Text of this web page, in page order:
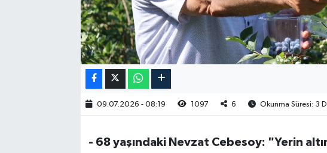
09.07.2026 - 08:19 1097 6 Okunma Süresi: 3
- 68 yaşındaki Nevzat Cebesoy: "Yerin